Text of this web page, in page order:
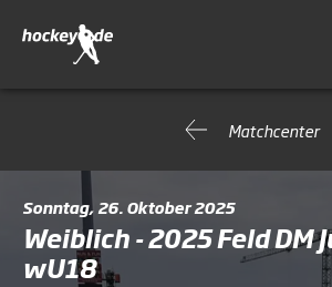
Matchcenter
Sonntag, 26. Oktober 2025
Weiblich - 2025 Feld DM
wU18